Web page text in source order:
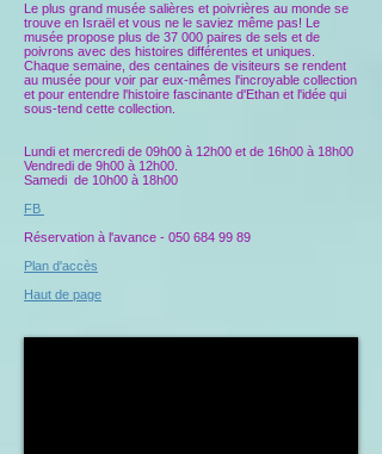
Le plus grand musée salières et poivrières au monde se
trouve en Israël et vous ne le saviez même pas! Le
musée propose plus de 37 000 paires de sels et de
poivrons avec des histoires différentes et uniques.
Chaque semaine, des centaines de visiteurs se rendent
au musée pour voir par eux-mêmes l'incroyable collection
et pour entendre l'histoire fascinante d'Ethan et l'idée qui
sous-tend cette collection.
Lundi et mercredi de 09h00 à 12h00 et de 16h00 à 18h00
Vendredi de 9h00 à 12h00.
Samedi de 10h00 à 18h00
FB
Réservation à l'avance - 050 684 99 89
Plan d'accès
Haut de page